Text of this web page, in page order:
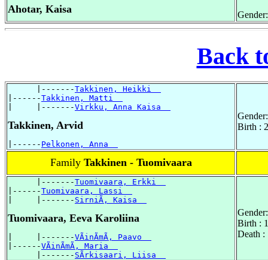
Ahotar, Kaisa
Back
      |-------
Takkinen, Heikki
|------Takkinen, Matti
|     |-------Virkku, Anna Kaisa
Takkinen, Arvid
|------ Pelkonen, Anna
Birth :
Family Takkinen - Tuomivaara
      |-------
Tuomivaara, Erkki
|------Tuomivaara, Lassi
|     |------- SirniÃ, Kaisa
Tuomivaara, Eeva Karoliina
|     |-------VÃinÃmÃ, Paavo
|------VÃinÃmÃ, Maria
      |-------
SÃrkisaari, Liisa
Birth :
Death :